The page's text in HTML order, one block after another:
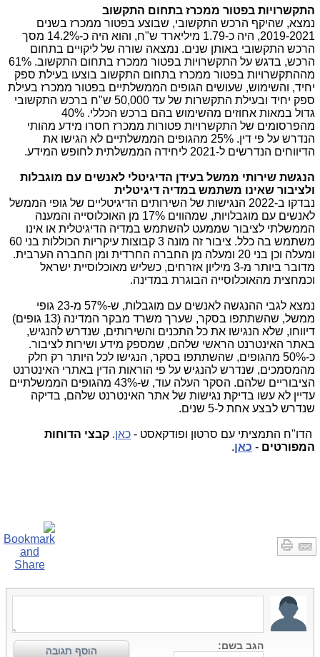
התקשרויות בפטור ממכרז בתחום התקשוב
נמצא, שהיקף הרכש התקשובי, שבוצע בפטור ממכרז בשנים
2019-2021, היה כ-1.79 מיליארד ש"ח, והוא היה כ-14.2% מסך
הרכש התקשובי באותן שנים. נמצאה שורה של ליקויים בתחום
הרכש, בדגש על התקשרויות בפטור ממכרז בתחום התקשוב. 61%
מההתקשרויות בפטור ממכרז בתחום התקשוב בוצעו בעילת ספק
יחיד, והשימוש, שעושים הגופים הממשלתיים בפטור ממכרז בעילת
ספק יחיד ובעילת התקשרות של עד 50,000 ש"ח ברכש התקשובי
גדול במאות אחוזים מהשימוש בהם ברכש הכללי. 40%
מהפרסומים של התקשרויות פטורות ממכרז חסרו מידע מהותי
הנדרש על פי דין. 25% מהגופים הממשלתיים לא הגישו את
הדיווחים הנדרשים ל-2021 ליחידה הממשלתית לחופש המידע.
הנגשת שירותי ממשל בעידן הדיגיטלי לאנשים עם מוגבלות
ולציבור שאינו משתמש במדיה דיגיטלית
נבדקו ב-2022 הנגישות של השירותים הדיגיטליים של גופי הממשל
לאנשים עם מוגבלויות, שמהווים 17% מן האוכלוסייה והמענה
הממשלתי לציבור שממעט להשתמש במדיה הדיגיטלית או אינו
משתמש בה כלל. ציבור זה מונה 3 קבוצות עיקריות הכוללות בני 60
ומעלה וכן בני 20 ומעלה מן החברה החרדית ומן החברה הערבית.
מדובר ביותר מ-3 מיליון אזרחים, כשליש מאוכלוסיית ישראל
וכמחצית מהאוכלוסייה הבוגרת במדינה.
נמצא לגבי ההנגשה לאנשים עם מוגבלות, ש-57% מ-23 גופי
ממשל, שהשתתפו בסקר, שערך משרד מבקר המדינה (13 גופים)
דיווחו, שלא הנגישו את כל התכנים והשירותים, שנדרש להנגיש,
באתר האינטרנט הראשי שלהם, שמספק מידע ושירות לציבור.
כ-50% מהגופים, שהשתתפו בסקר, הנגישו לכל היותר רק חלק
מהמסמכים, שנדרש להנגיש על פי הוראות הדין באתרי האינטרנט
הציבוריים שלהם. הסקר העלה עוד, ש-43% מהגופים הממשלתיים
עדיין לא עשו בדיקת נגישות של אתר האינטרנט שלהם, בדיקה
שנדרש לבצע אחת ל-5 שנים.
הדו"ח התמציתי עם סרטון ופודקאסט - כאן. קבצי הדוחות
המפורטים - כאן.